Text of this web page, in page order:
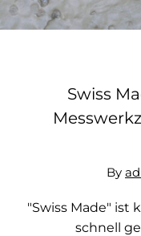
Kontakt
Swiss
By
"Swiss Made" ist
schnell